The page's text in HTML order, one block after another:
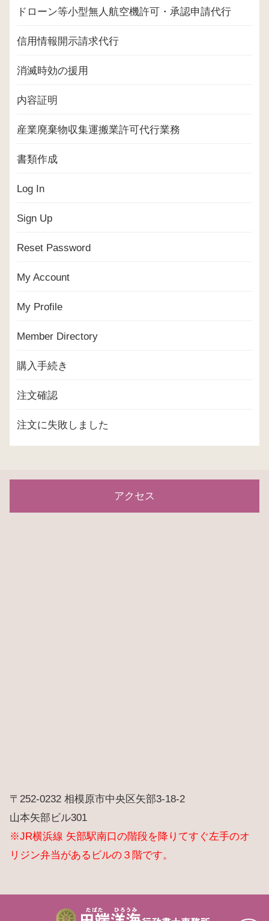
ドローン等小型無人航空機許可・承認申請代行
信用情報開示請求代行
消滅時効の援用
内容証明
産業廃棄物収集運搬業許可代行業務
書類作成
Log In
Sign Up
Reset Password
My Account
My Profile
Member Directory
購入手続き
注文確認
注文に失敗しました
アクセス
〒252-0232 相模原市中央区矢部3-18-2
山本矢部ビル301
※JR横浜線 矢部駅南口の階段を降りてすぐ左手のオ
リジン弁当があるビルの３階です。